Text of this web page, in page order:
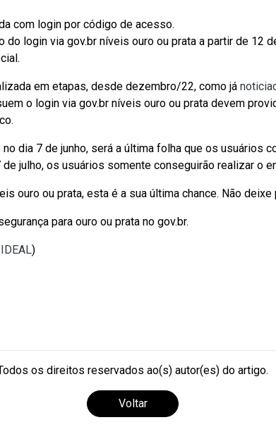
com login por código de acesso.
login via gov.br níveis ouro ou prata a partir de 12
em etapas, desde dezembro/22, como já
o login via gov.br níveis ouro ou prata devem
dia 7 de junho, será a última folha que os usuários
julho, os usuários somente conseguirão realizar o
ouro ou prata, esta é a sua última chance. Não deixe
para ouro ou prata no gov.br.
)
os direitos reservados ao(s) autor(es) do artigo.
Voltar